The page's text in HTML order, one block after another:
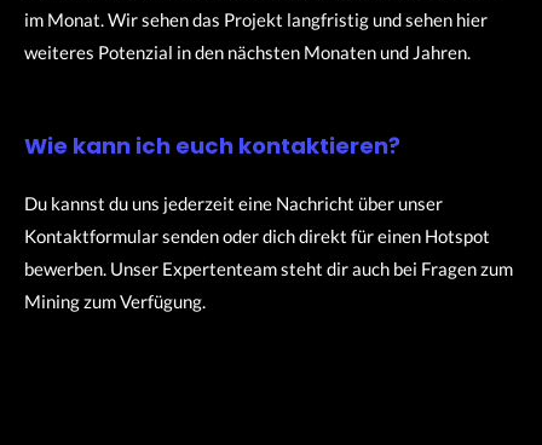
im Monat. Wir sehen das Projekt langfristig und sehen hier
weiteres Potenzial in den nächsten Monaten und Jahren.
Wie kann ich euch kontaktieren?
Du kannst du uns jederzeit eine Nachricht über unser
Kontaktformular senden oder dich direkt für einen Hotspot
bewerben. Unser Expertenteam steht dir auch bei Fragen zum
Mining zum Verfügung.